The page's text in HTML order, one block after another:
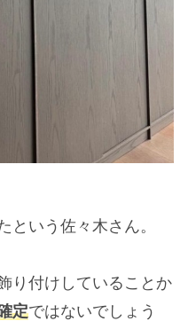
という佐々木さん。
り付けしていることか
定ではないでしょう